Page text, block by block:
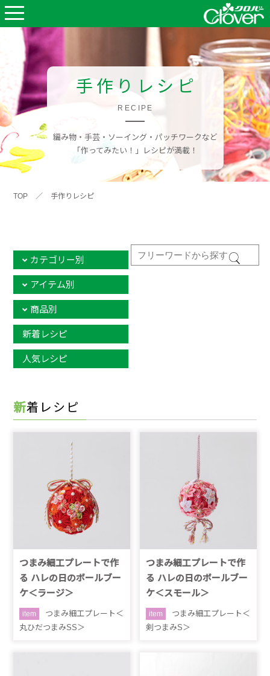
手作りレシピ
RECIPE
編み物・手芸・ソーイング・パッチワークなど
「作ってみたい！」レシピが満載！
TOP ／ 手作りレシピ
カテゴリー別
アイテム別
商品別
新着レシピ
人気レシピ
新着レシピ
つまみ細工プレートで作
る ハレの日のボールブー
ケ＜ラージ＞
item
つまみ細工プレート＜
丸ひだつまみSS＞
つまみ細工プレートで作
る ハレの日のボールブー
ケ＜スモール＞
item
つまみ細工プレート＜
剣つまみS＞